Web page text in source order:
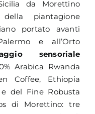
da Morettino
piantagione
portato avanti
e all’Orto
sensoriale
Arabica Rwanda
Coffee, Ethiopia
del Fine Robusta
di Morettino: tre